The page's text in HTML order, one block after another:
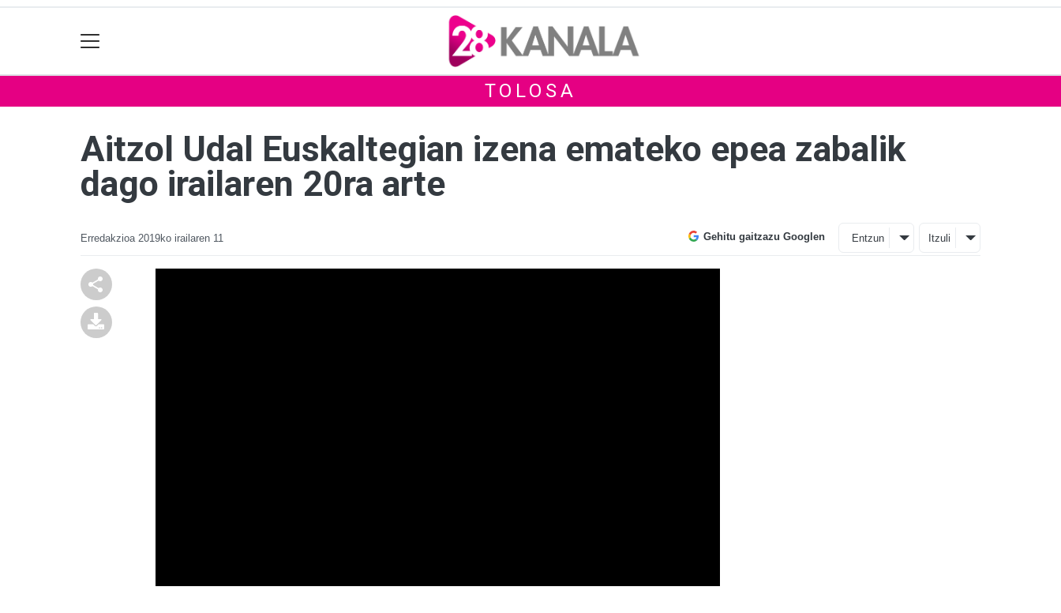
TOLOSA
Aitzol Udal Euskaltegian izena emateko epea zabalik
dago irailaren 20ra arte
Erredakzioa 2019ko irailaren 11 Gehitu gaitzazu Googlen Entzun Itzuli